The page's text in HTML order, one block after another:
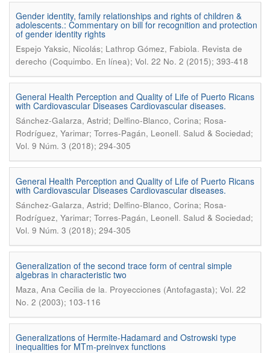
Gender identity, family relationships and rights of children &
adolescents.: Commentary on bill for recognition and protection
of gender identity rights
Espejo Yaksic, Nicolás; Lathrop Gómez, Fabiola. Revista de
derecho (Coquimbo. En línea); Vol. 22 No. 2 (2015); 393-418
General Health Perception and Quality of Life of Puerto Ricans
with Cardiovascular Diseases Cardiovascular diseases.
Sánchez-Galarza, Astrid; Delfino-Blanco, Corina; Rosa-
Rodríguez, Yarimar; Torres-Pagán, Leonell. Salud & Sociedad;
Vol. 9 Núm. 3 (2018); 294-305
General Health Perception and Quality of Life of Puerto Ricans
with Cardiovascular Diseases Cardiovascular diseases.
Sánchez-Galarza, Astrid; Delfino-Blanco, Corina; Rosa-
Rodríguez, Yarimar; Torres-Pagán, Leonell. Salud & Sociedad;
Vol. 9 Núm. 3 (2018); 294-305
Generalization of the second trace form of central simple
algebras in characteristic two
Maza, Ana Cecilia de la. Proyecciones (Antofagasta); Vol. 22
No. 2 (2003); 103-116
Generalizations of Hermite-Hadamard and Ostrowski type
inequalities for MTm-preinvex functions